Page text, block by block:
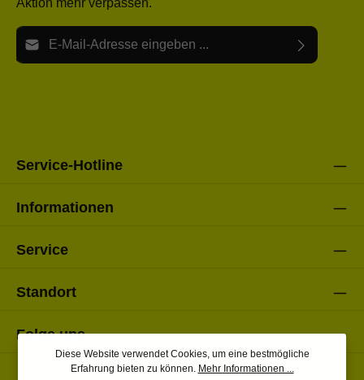
Aktion mehr verpassen.
E-Mail-Adresse*
Service-Hotline
Informationen
Service
Standort
Folge uns
Diese Website verwendet Cookies, um eine bestmögliche
Erfahrung bieten zu können. Mehr Informationen ...